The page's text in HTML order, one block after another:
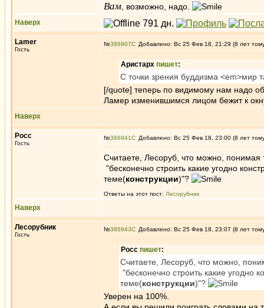
Вам , возможно, надо.
Наверх
Lamer
Гость
№386907 Добавлено: Вс 25 Фев 18, 21:29 (8 лет
Аристарх пишет:
С точки зрения буддизма <em>мир
[/quote] теперь по видимому нам надо
Ламер изменившимся лицом бежит к
Наверх
Росс
Гость
№386941 Добавлено: Вс 25 Фев 18, 23:00 (8 лет
Считаете, Лесоруб, что можно,
"бесконечно строить какие угодно
теме(конструкции)"?
Ответы на этот пост: Лесорубник
Наверх
Лесорубник
Гость
№386943 Добавлено: Вс 25 Фев 18, 23:07 (8 лет
Росс пишет:
Считаете, Лесоруб, что можно,
"бесконечно строить какие угодно
теме(конструкции)"?
Уверен на 100%.